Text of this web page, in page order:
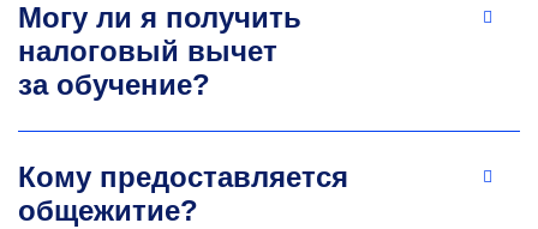
Екатерина Петровна
Лазарева
Руководитель инновационных проектов
крупной производственной фармацевтической
Эксперт в области биотехнологий
и управления. Отвечает за разработку
Могу ли я получить
налоговый вычет
за обучение?
Кому предоставляется
общежитие?